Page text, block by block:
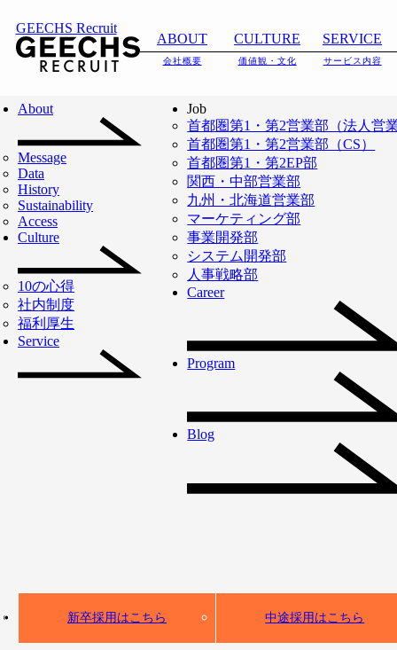
GEECHS Recruit
ABOUT
会社概要
CULTURE
価値観・文化
SERVICE
サービス内容
About
Message
Data
History
Sustainability
Access
Culture
10の心得
社内制度
福利厚生
Service
Job
首都圏第1・第2営業部（法人営
首都圏第1・第2営業部（CS）
首都圏第1・第2EP部
関西・中部営業部
九州・北海道営業部
マーケティング部
事業開発部
システム開発部
人事戦略部
Career
Program
Blog
新卒採用はこちら 中途採用はこちら
ら、成果を出すべ
平田さんインタビ
メンバーインタビュー